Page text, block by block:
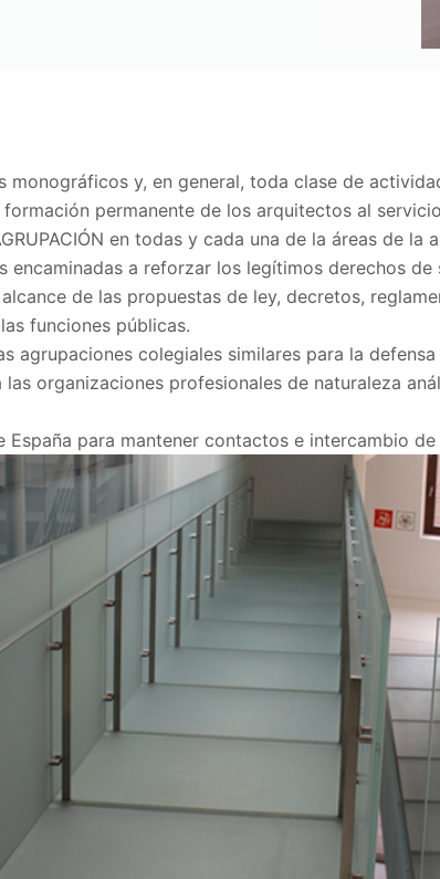
monográficos y, en general, toda clase de
permanente de los arquitectos al
en todas y cada una de la áreas de la
a reforzar los legítimos derechos de
de las propuestas de ley, decretos,
funciones públicas.
agrupaciones colegiales similares para la
organizaciones profesionales de naturaleza
España para mantener contactos e intercambio